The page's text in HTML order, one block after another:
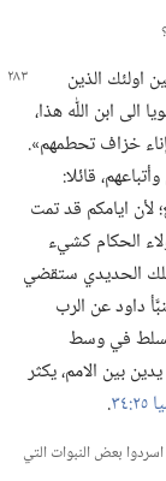
اولئك الذين
الى ابن اللّٰه هذا،‏
خزاف تحطمهم».‏
قائلا:‏
لأن ايامكم قد تمت
الحكام كشيء
الحديدي ستقضي
داود عن الرب
في وسط
بين الامم،‏ يكثر
‏.‏
بعض النبوات التي